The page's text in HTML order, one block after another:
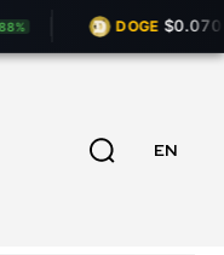
DOGE $0.07025 ▲
EN